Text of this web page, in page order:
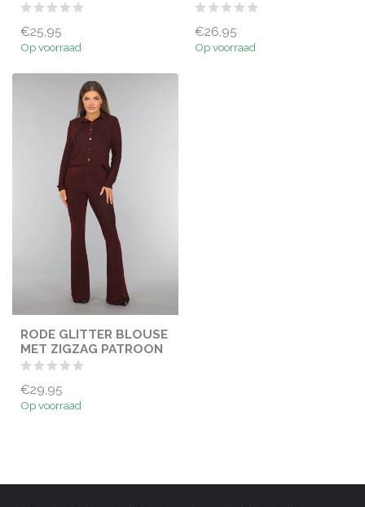
€25,95
Op voorraad
€26,95
Op voorraad
RODE GLITTER BLOUSE
MET ZIGZAG PATROON
€29,95
Op voorraad